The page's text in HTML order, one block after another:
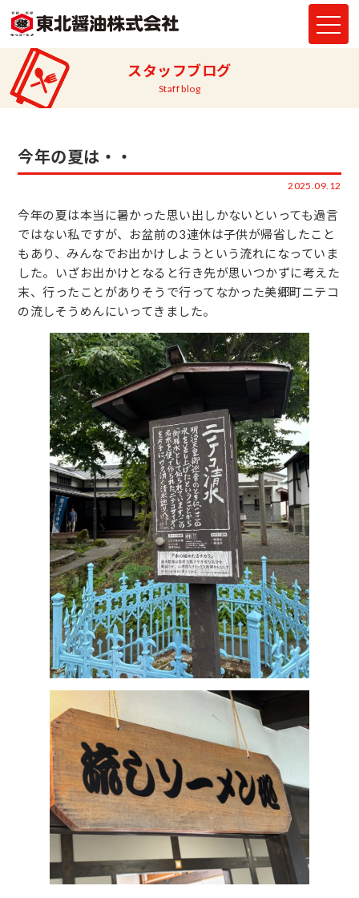
スタッフブログ
Staff blog
今年の夏は・・
2025.09.12
今年の夏は本当に暑かった思い出しかないといっても過言
ではない私ですが、お盆前の3連休は子供が帰省したこと
もあり、みんなでお出かけしようという流れになっていま
した。いざお出かけとなると行き先が思いつかずに考えた
末、行ったことがありそうで行ってなかった美郷町ニテコ
の流しそうめんにいってきました。